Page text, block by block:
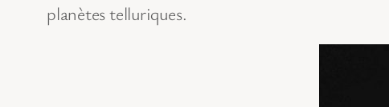
planètes telluriques.